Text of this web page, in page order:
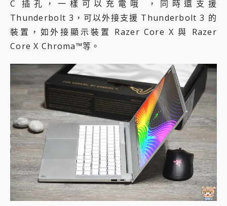
C 插孔，一樣可以充電哦 ，同時還支援
Thunderbolt 3，可以外接支援 Thunderbolt 3 的
裝置，如外接顯示裝置 Razer Core X 與 Razer
Core X Chroma™等。